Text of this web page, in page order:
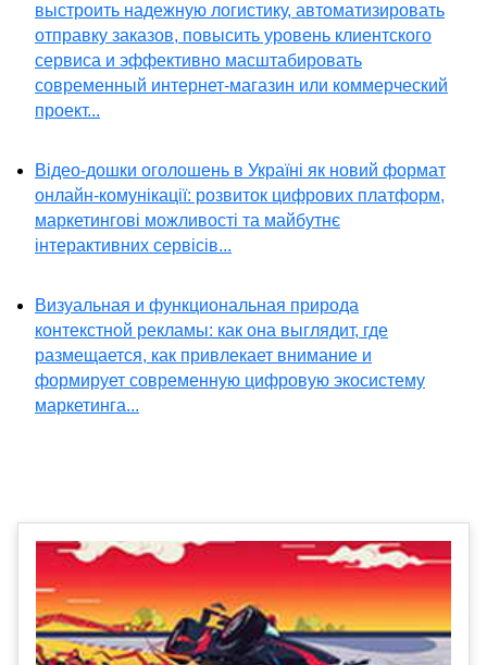
выстроить надежную логистику, автоматизировать
отправку заказов, повысить уровень клиентского
сервиса и эффективно масштабировать
современный интернет-магазин или коммерческий
проект...
Відео-дошки оголошень в Україні як новий формат
онлайн-комунікації: розвиток цифрових платформ,
маркетингові можливості та майбутнє
інтерактивних сервісів...
Визуальная и функциональная природа
контекстной рекламы: как она выглядит, где
размещается, как привлекает внимание и
формирует современную цифровую экосистему
маркетинга...